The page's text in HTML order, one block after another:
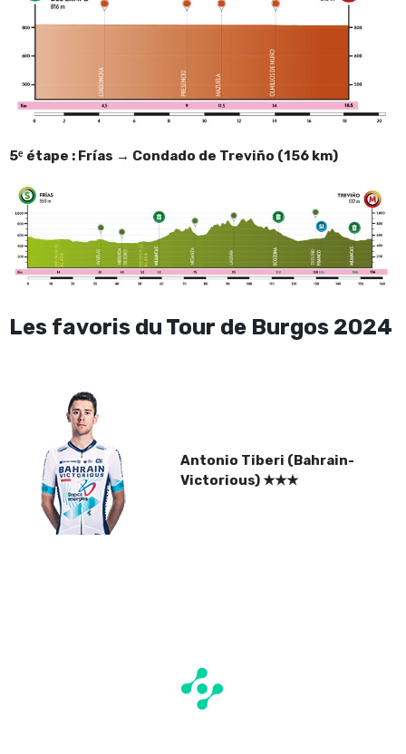
5ᵉ étape : Frías → Condado de Treviño (156 km)
Les favoris du Tour de Burgos 2024
Antonio Tiberi (Bahrain-
Victorious)★★★